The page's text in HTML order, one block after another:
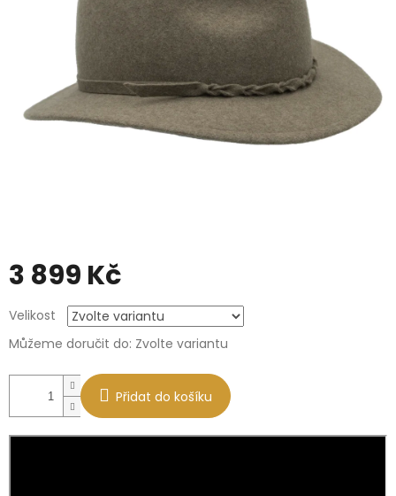
3 899 Kč
cena:
Velikost
Můžeme doručit do: Zvolte variantu
Přidat do košíku